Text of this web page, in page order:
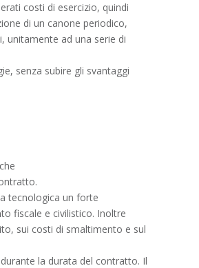
costi di esercizio, quindi
di un canone periodico,
unitamente ad una serie di
senza subire gli svantaggi
tecnologica un forte
fiscale e civilistico. Inoltre
sui costi di smaltimento e sul
la durata del contratto. Il